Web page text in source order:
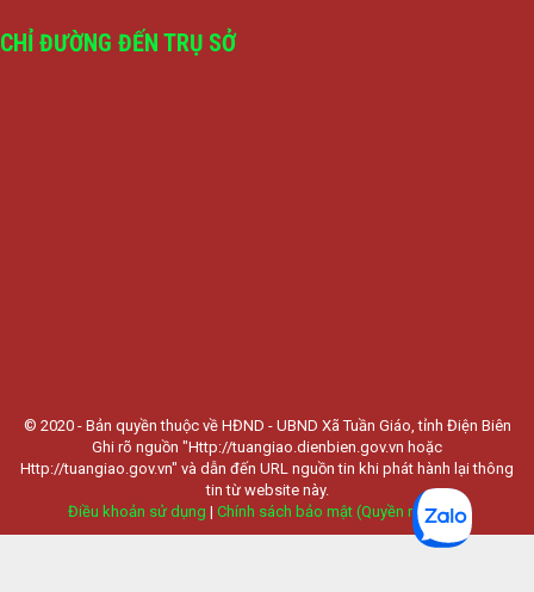
CHỈ ĐƯỜNG ĐẾN TRỤ SỞ
© 2020 - Bản quyền thuộc về HĐND - UBND Xã Tuần Giáo, tỉnh Điện Biên
Ghi rõ nguồn "Http://tuangiao.dienbien.gov.vn hoặc
Http://tuangiao.gov.vn" và dẫn đến URL nguồn tin khi phát hành lại thông
tin từ website này.
Điều khoản sử dụng | Chính sách bảo mật (Quyền riêng tư)